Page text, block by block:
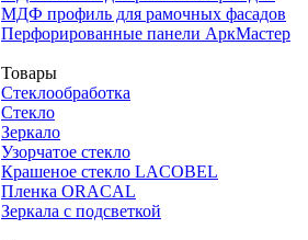
МДФ профиль для рамочных фасадов
Перфорированные панели АркМастер
Товары
Стеклообработка
Стекло
Зеркало
Узорчатое стекло
Крашеное стекло LACOBEL
Пленка ORACAL
Зеркала с подсветкой